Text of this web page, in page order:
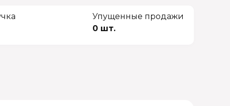
Упущенные продажи
0 шт.